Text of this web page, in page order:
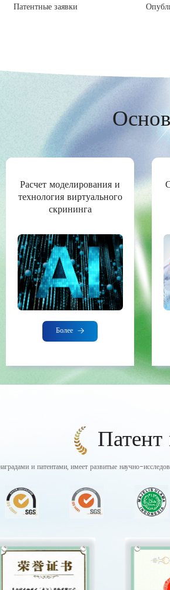
Патентные заявки
Расчет моделирования и
технология виртуального
скрининга
Более
и патентами, имеет развитые научно-